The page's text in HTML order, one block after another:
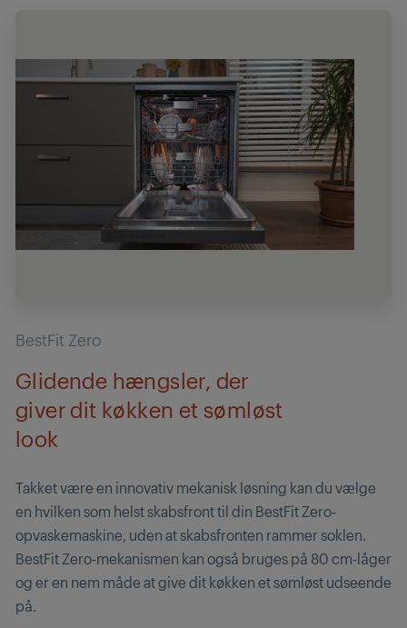
BestFit Zero
Glidende hængsler, der
giver dit køkken et sømløst
look
Takket være en innovativ mekanisk løsning kan du vælge
en hvilken som helst skabsfront til din BestFit Zero-
opvaskemaskine, uden at skabsfronten rammer soklen.
BestFit Zero-mekanismen kan også bruges på 80 cm-låger
og er en nem måde at give dit køkken et sømløst udseende
på.